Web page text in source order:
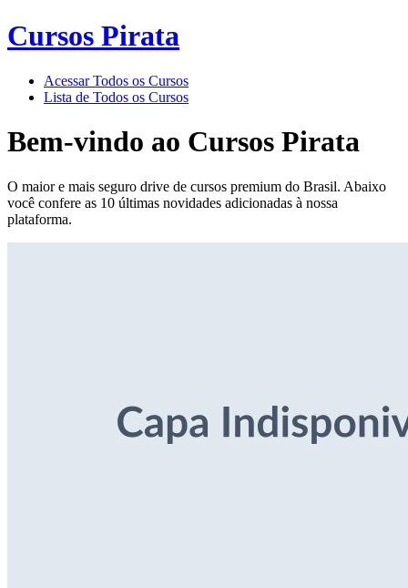
Cursos Pirata
Acessar Todos os Cursos
Lista de Todos os Cursos
Bem-vindo ao Cursos Pirata
O maior e mais seguro drive de cursos premium do Brasil. Abaixo
você confere as 10 últimas novidades adicionadas à nossa
plataforma.